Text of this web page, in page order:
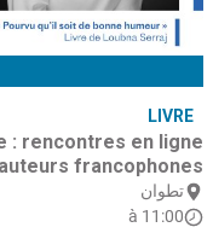
LIVRE
: rencontres en ligne
francophones
تطوان
à 11:00